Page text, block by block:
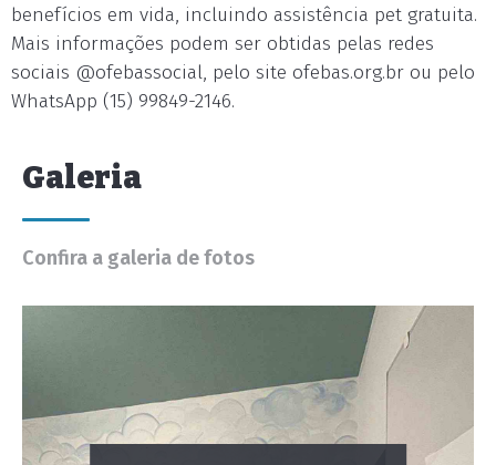
benefícios em vida, incluindo assistência pet gratuita.
Mais informações podem ser obtidas pelas redes
sociais @ofebassocial, pelo site ofebas.org.br ou pelo
WhatsApp (15) 99849-2146.
Galeria
Confira a galeria de fotos